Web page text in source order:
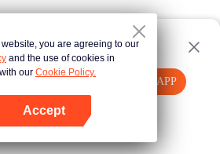
เปิด APP
คลิกที่นี่ ลองใหม่อีกครั้ง
website, you are agreeing to our
and the use of cookies in
our Cookie Policy.
Accept